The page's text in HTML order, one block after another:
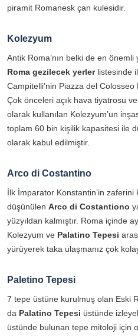
piramit Romanesk çan kulesidir.
Kolezyum
Antik Roma’nın belki de en
Roma gezilecek yerlerlistesinde
Campitelli’nin Piazza del Colosseo
Çok önceleri açık hava tiyatrosu
olarak kullanılan Kolezyum’un
toplam 60 bin kişilik kapasitesi ile
olarak kabul edilmiştir.
Arco di Costantino
İlk İmparator Konstantin’in
düşünülen Arco di Costantiono
yüzyıldan kalmıştır. Roma içinde
Kolezyum ve Palatino Tepesi
yürüyerek taka ulaşmanız çok
Paletino Tepesi
7 tepe üstüne kurulmuş olan Eski
da Palatino Tepesi üstünde
üstünde bulunan tepe mitoloji için